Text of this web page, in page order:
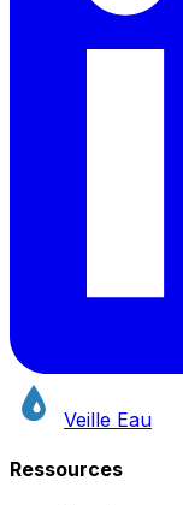
Veille Eau
Ressources